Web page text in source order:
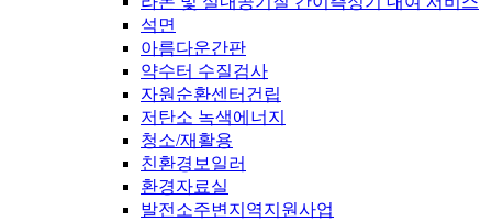
석면
아름다운간판
약수터 수질검사
자원순환센터건립
저탄소 녹색에너지
청소/재활용
친환경보일러
환경자료실
발전소주변지역지원사업